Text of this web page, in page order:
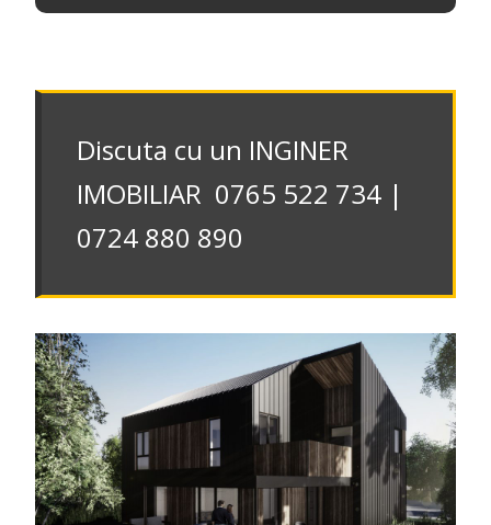
Discuta cu un INGINER
IMOBILIAR 0765 522 734 |
0724 880 890